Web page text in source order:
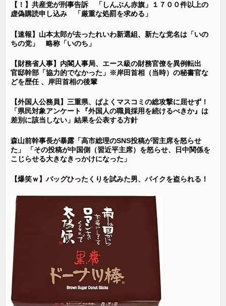
【！】共産党が刑事告訴 「しんぶん赤旗」１７００件以上の
虚偽購読申し込み 「厳重な処罰を求める」
【速報】山本太郎が去ったれいわ新選組、新たな党名は「いの
ちの党」 略称「いのち」
【財務省人事】内閣人事局、エース級の財務官僚を異例転出
官邸幹部「協力的でなかった」※岸田首相（当時）の秘書官な
どを歴任 、岸田首相の後輩
【外国人公務員】三重県、ぱよくマスコミの総攻撃に屈せず！
「県民対象アンケート『外国人の職員採用を続けるべきか』は
差別に該当しない」結果を公表する方針
森山前幹事長が暴露「高市総理のSNS投稿が習主席を怒らせ
た」 「その投稿が中国側（習近平主席）を怒らせ、日中関係を
こじらせる大きなきっかけになった」
【爆笑ｗ】バッグひったくりを試みた男、バイクを盗られる！